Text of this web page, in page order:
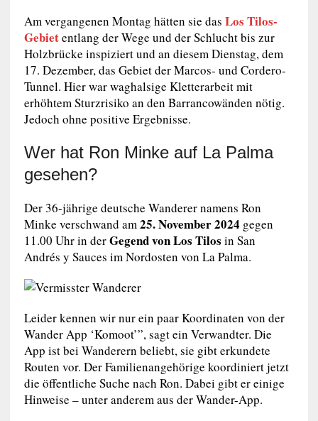
Am vergangenen Montag hätten sie das Los Tilos-
Gebietentlang der Wege und der Schlucht bis zur
Holzbrücke inspiziert und an diesem Dienstag, dem
17. Dezember, das Gebiet der Marcos- und Cordero-
Tunnel. Hier war waghalsige Kletterarbeit mit
erhöhtem Sturzrisiko an den Barrancowänden nötig.
Jedoch ohne positive Ergebnisse.
Wer hat Ron Minke auf La Palma
gesehen?
Der 36-jährige deutsche Wanderer namens Ron
Minke verschwand am25. November 2024 gegen
11.00 Uhr in derGegend von Los Tilos in San
Andrés y Sauces im Nordosten von La Palma.
Leider kennen wir nur ein paar Koordinaten von der
Wander App ‘Komoot’”, sagt ein Verwandter. Die
App ist bei Wanderern beliebt, sie gibt erkundete
Routen vor. Der Familienangehörige koordiniert jetzt
die öffentliche Suche nach Ron. Dabei gibt er einige
Hinweise – unter anderem aus der Wander-App.